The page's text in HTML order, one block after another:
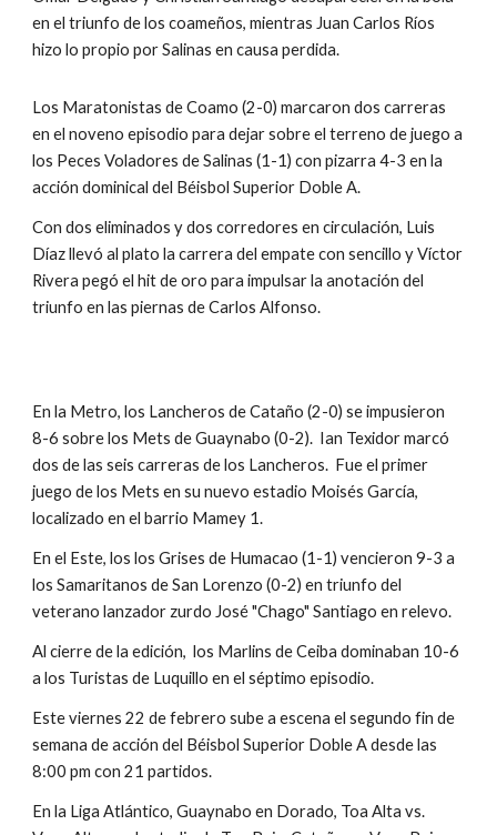
en el triunfo de los coameños, mientras Juan Carlos Ríos
hizo lo propio por Salinas en causa perdida.
Los Maratonistas de Coamo (2-0) marcaron dos carreras
en el noveno episodio para dejar sobre el terreno de juego a
los Peces Voladores de Salinas (1-1) con pizarra 4-3 en la
acción dominical del Béisbol Superior Doble A.
Con dos eliminados y dos corredores en circulación, Luis
Díaz llevó al plato la carrera del empate con sencillo y Víctor
Rivera pegó el hit de oro para impulsar la anotación del
triunfo en las piernas de Carlos Alfonso.
En la Metro, los Lancheros de Cataño (2-0) se impusieron
8-6 sobre los Mets de Guaynabo (0-2).  Ian Texidor marcó
dos de las seis carreras de los Lancheros.  Fue el primer
juego de los Mets en su nuevo estadio Moisés García,
localizado en el barrio Mamey 1.
En el Este, los los Grises de Humacao (1-1) vencieron 9-3 a
los Samaritanos de San Lorenzo (0-2) en triunfo del
veterano lanzador zurdo José "Chago" Santiago en relevo.
Al cierre de la edición,  los Marlins de Ceiba dominaban 10-6
a los Turistas de Luquillo en el séptimo episodio.
Este viernes 22 de febrero sube a escena el segundo fin de
semana de acción del Béisbol Superior Doble A desde las
8:00 pm con 21 partidos.
En la Liga Atlántico, Guaynabo en Dorado, Toa Alta vs.